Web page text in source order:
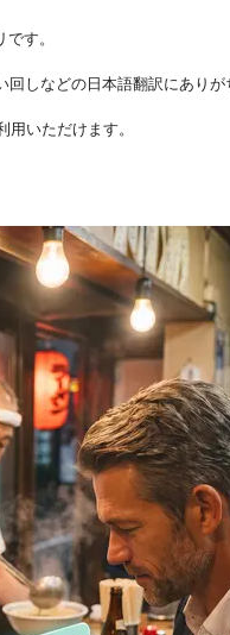
す。
しなどの日本語翻訳にあり
いただけます。